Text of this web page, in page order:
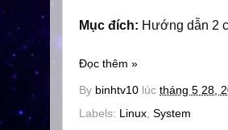
Mục đích: Hướng dẫn 2
Đọc thêm »
By binhtv10 lúc tháng 5 28,
Labels: Linux, System